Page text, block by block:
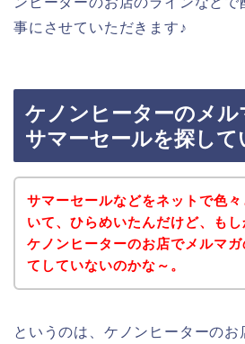
事にさせていただきます♪
ケノンヒーターのメル
サマーセールを探して
サマーセールなどをネットで色々
いて、ひらめいたんだけど、もし
ケノンヒーターのお店でメルマガ
てしていないのかな～。
というのは、ケノンヒーターの